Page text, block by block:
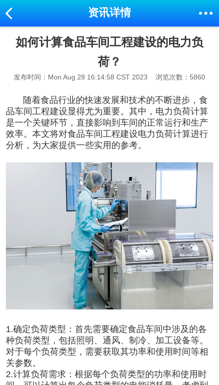
资讯详情
如何计算食品车间工程建设的电力负
荷？
发布时间：Mon Aug 28 16:14:58 CST 2023 浏览次数：5860
随着食品行业的快速发展和技术的不断进步， 食
品车间工程建设显得尤为重要。其中，电力负荷计算
是一个关键环节，直接影响到车间的正常运行和生产
效率。本文将对食品车间工程建设电力负荷计算进行
分析，为大家提供一些实用的参考。
1.确定负荷类型：首先需要确定食品车间中涉及的各
种负荷类型，包括照明、通风、制冷、加工设备等。
对于每个负荷类型，需要获取其功率和使用时间等相
关参数。
2.计算负荷需求：根据每个负荷类型的功率和使用时